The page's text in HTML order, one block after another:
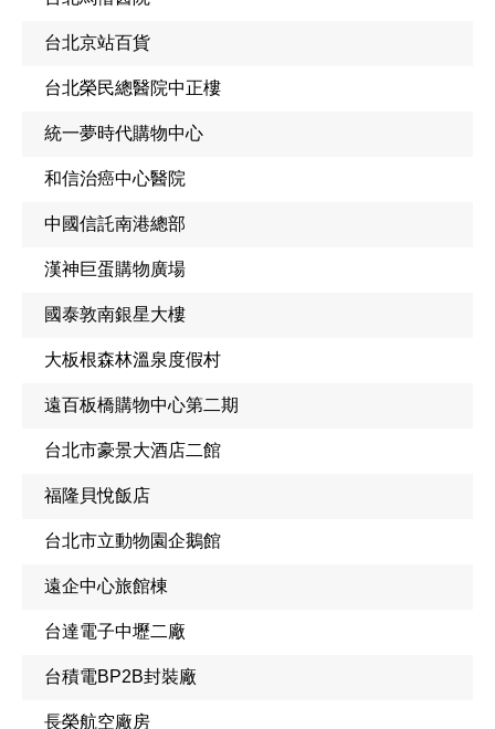
台北京站百貨
台北榮民總醫院中正樓
統一夢時代購物中心
和信治癌中心醫院
中國信託南港總部
漢神巨蛋購物廣場
國泰敦南銀星大樓
大板根森林溫泉度假村
遠百板橋購物中心第二期
台北市豪景大酒店二館
福隆貝悅飯店
台北市立動物園企鵝館
遠企中心旅館棟
台達電子中壢二廠
台積電BP2B封裝廠
長榮航空廠房